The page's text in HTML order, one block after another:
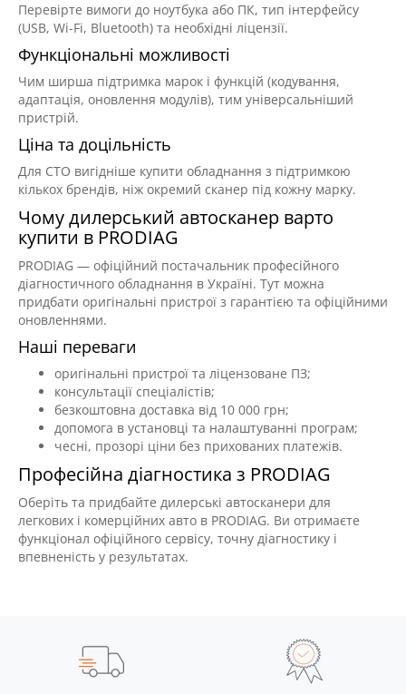
Перевірте вимоги до ноутбука або ПК, тип інтерфейсу
(USB, Wi-Fi, Bluetooth) та необхідні ліцензії.
Функціональні можливості
Чим ширша підтримка марок і функцій (кодування,
адаптація, оновлення модулів), тим універсальніший
пристрій.
Ціна та доцільність
Для СТО вигідніше купити обладнання з підтримкою
кількох брендів, ніж окремий сканер під кожну марку.
Чому дилерський автосканер варто
купити в PRODIAG
PRODIAG — офіційний постачальник професійного
діагностичного обладнання в Україні. Тут можна
придбати оригінальні пристрої з гарантією та офіційними
оновленнями.
Наші переваги
оригінальні пристрої та ліцензоване ПЗ;
консультації спеціалістів;
безкоштовна доставка від 10 000 грн;
допомога в установці та налаштуванні програм;
чесні, прозорі ціни без прихованих платежів.
Професійна діагностика з PRODIAG
Оберіть та придбайте дилерські автосканери для
легкових і комерційних авто в PRODIAG. Ви отримаєте
функціонал офіційного сервісу, точну діагностику і
впевненість у результатах.